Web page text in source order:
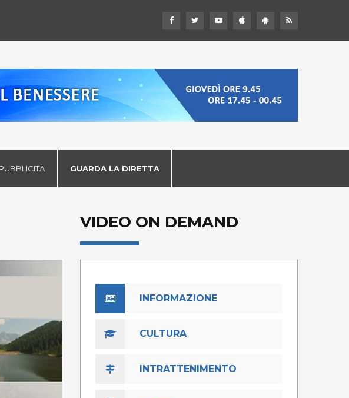
PUBBLICITÀ GUARDA LA DIRETTA
VIDEO ON DEMAND
INFORMAZIONE
CULTURA
INTRATTENIMENTO